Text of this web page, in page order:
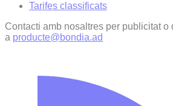
Tarifes classificats
Contacti amb nosaltres per publicitat
a producte@bondia.ad